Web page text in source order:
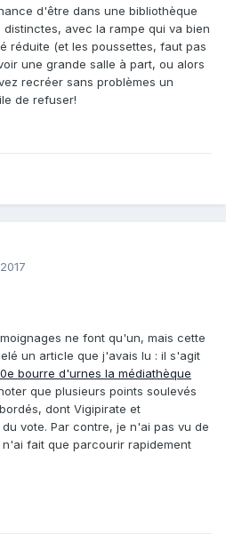
d'être dans une bibliothèque
avec la rampe qui va bien
réduite (et les poussettes, faut pas
une grande salle à part, ou alors
recréer sans problèmes un
de refuser!
ne font qu'un, mais cette
un article que j'avais lu : il s'agit
bourre d'urnes la médiathèque
que plusieurs points soulevés
dont Vigipirate et
vote. Par contre, je n'ai pas vu de
fait que parcourir rapidement